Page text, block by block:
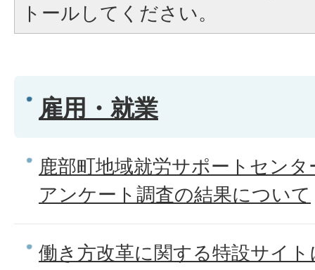
トールしてください。
雇用・就業
鹿部町地域就労サポートセン
アンケート調査の結果について
働き方改革に関する特設サイ